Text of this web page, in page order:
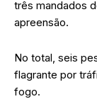
três mandados
apreensão.
No total, seis
flagrante por
fogo.